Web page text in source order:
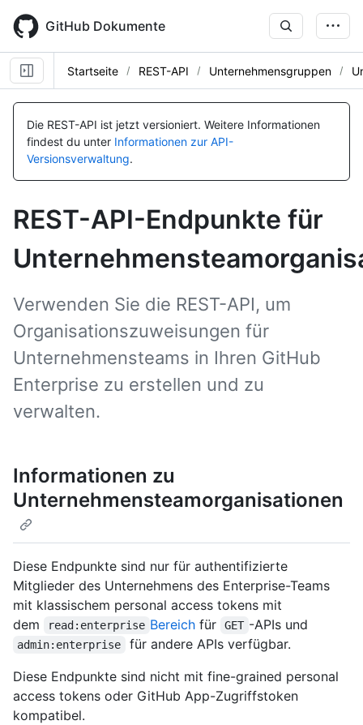
main
content
GitHub Dokumente
Startseite REST-API Unternehmensgruppen
Die REST-API ist jetzt versioniert. Weitere Informationen
findest du unter Informationen zur API-
Versionsverwaltung.
REST-API-Endpunkte für
Verwenden Sie die REST-API, um
Organisationszuweisungen für
Unternehmensteams in Ihren GitHub
Enterprise zu erstellen und zu
verwalten.
Informationen zu
Unternehmensteamorganisationen
Diese Endpunkte sind nur für authentifizierte
Mitglieder des Unternehmens des Enterprise-Teams
mit klassischem personal access tokens mit
dem
read:enterprise Bereichfür GET -APIs und
admin:enterprise
für andere APIs verfügbar.
Diese Endpunkte sind nicht mit fine-grained personal
access tokens oder GitHub App-Zugriffstoken
kompatibel.
Name, Typ,
BESCHREIBUNG
Name, Typ,
BESCHREIBUNG
Name, Typ,
BESCHREIBUNG
Name, Typ,
BESCHREIBUNG
Name, Typ,
BESCHREIBUNG
Name, Typ,
BESCHREIBUNG
Name, Typ,
BESCHREIBUNG
Name, Typ,
BESCHREIBUNG
Name, Typ,
BESCHREIBUNG
Name, Typ,
BESCHREIBUNG
Name, Typ,
BESCHREIBUNG
Name, Typ,
BESCHREIBUNG
Name, Typ,
BESCHREIBUNG
Name, Typ,
BESCHREIBUNG
Name, Typ,
BESCHREIBUNG